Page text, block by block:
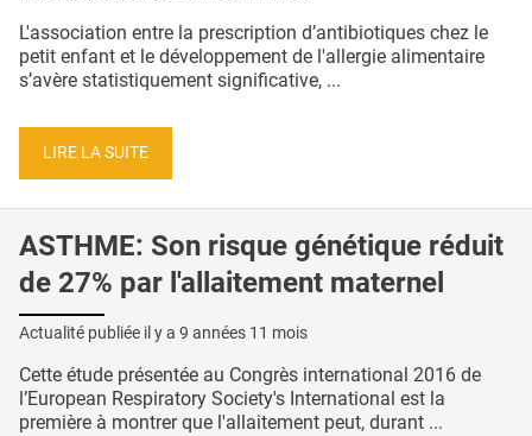
L'association entre la prescription d’antibiotiques chez le
petit enfant et le développement de l'allergie alimentaire
s’avère statistiquement significative, ...
LIRE LA SUITE
ASTHME: Son risque génétique réduit
de 27% par l'allaitement maternel
Actualité publiée il y a 9 années 11 mois
Cette étude présentée au Congrès international 2016 de
l’European Respiratory Society's International est la
première à montrer que l'allaitement peut, durant ...